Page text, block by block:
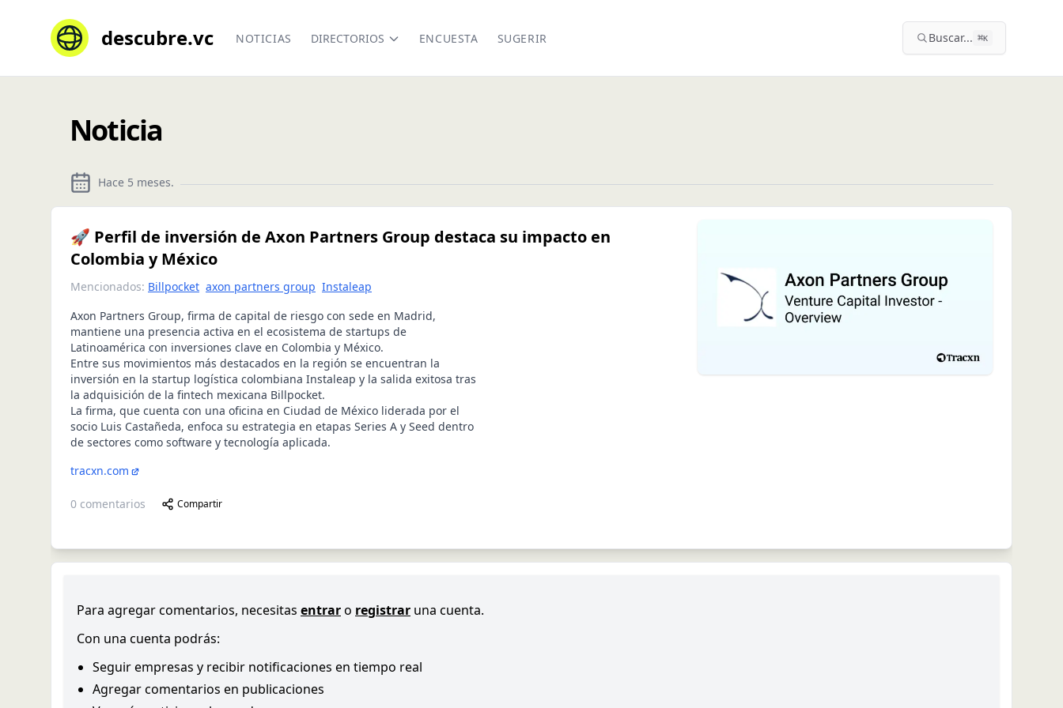
descubre.vc NOTICIAS DIRECTORIOS ENCUESTA SUGERIR Buscar... ⌘K
Noticia
Hace 5 meses.
🚀 Perfil de inversión de Axon Partners Group destaca su impacto en
Colombia y México
Mencionados: Billpocket axon partners group Instaleap
Axon Partners Group, firma de capital de riesgo con sede en Madrid,
mantiene una presencia activa en el ecosistema de startups de
Latinoamérica con inversiones clave en Colombia y México.
Entre sus movimientos más destacados en la región se encuentran la
inversión en la startup logística colombiana Instaleap y la salida exitosa tras
la adquisición de la fintech mexicana Billpocket.
La firma, que cuenta con una oficina en Ciudad de México liderada por el
socio Luis Castañeda, enfoca su estrategia en etapas Series A y Seed dentro
de sectores como software y tecnología aplicada.
tracxn.com
0 comentarios Compartir
Para agregar comentarios, necesitas entraro registrar una cuenta.
Con una cuenta podrás:
Seguir empresas y recibir notificaciones en tiempo real
Agregar comentarios en publicaciones